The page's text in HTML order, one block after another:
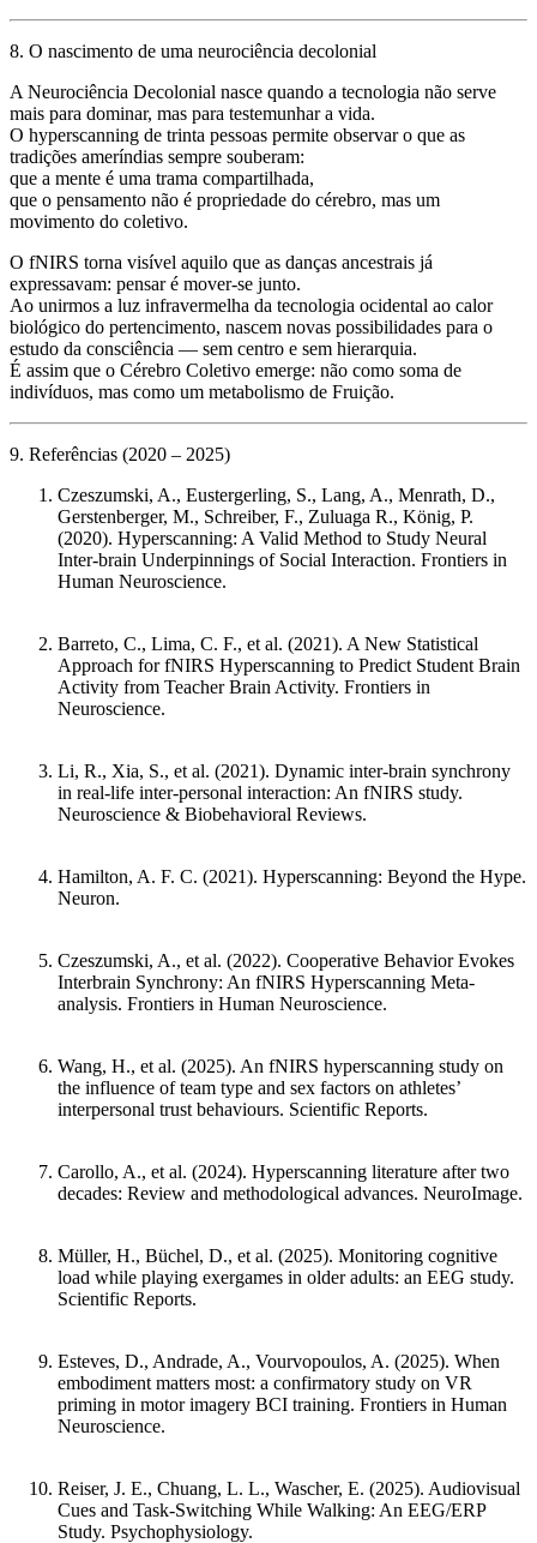
8. O nascimento de uma neurociência decolonial
A Neurociência Decolonial nasce quando a tecnologia não serve
mais para dominar, mas para testemunhar a vida.
O hyperscanning de trinta pessoas permite observar o que as
tradições ameríndias sempre souberam:
que a mente é uma trama compartilhada,
que o pensamento não é propriedade do cérebro, mas um
movimento do coletivo.
O fNIRS torna visível aquilo que as danças ancestrais já
expressavam: pensar é mover-se junto.
Ao unirmos a luz infravermelha da tecnologia ocidental ao calor
biológico do pertencimento, nascem novas possibilidades para o
estudo da consciência — sem centro e sem hierarquia.
É assim que o Cérebro Coletivo emerge: não como soma de
indivíduos, mas como um metabolismo de Fruição.
9. Referências (2020 – 2025)
Czeszumski, A., Eustergerling, S., Lang, A., Menrath, D.,
Gerstenberger, M., Schreiber, F., Zuluaga R., König, P.
(2020). Hyperscanning: A Valid Method to Study Neural
Inter-brain Underpinnings of Social Interaction. Frontiers in
Human Neuroscience.
Barreto, C., Lima, C. F., et al. (2021). A New Statistical
Approach for fNIRS Hyperscanning to Predict Student Brain
Activity from Teacher Brain Activity. Frontiers in
Neuroscience.
Li, R., Xia, S., et al. (2021). Dynamic inter-brain synchrony
in real-life inter-personal interaction: An fNIRS study.
Neuroscience & Biobehavioral Reviews.
Hamilton, A. F. C. (2021). Hyperscanning: Beyond the Hype.
Neuron.
Czeszumski, A., et al. (2022). Cooperative Behavior Evokes
Interbrain Synchrony: An fNIRS Hyperscanning Meta-
analysis. Frontiers in Human Neuroscience.
Wang, H., et al. (2025). An fNIRS hyperscanning study on
the influence of team type and sex factors on athletes’
interpersonal trust behaviours. Scientific Reports.
Carollo, A., et al. (2024). Hyperscanning literature after two
decades: Review and methodological advances. NeuroImage.
Müller, H., Büchel, D., et al. (2025). Monitoring cognitive
load while playing exergames in older adults: an EEG study.
Scientific Reports.
Esteves, D., Andrade, A., Vourvopoulos, A. (2025). When
embodiment matters most: a confirmatory study on VR
priming in motor imagery BCI training. Frontiers in Human
Neuroscience.
Reiser, J. E., Chuang, L. L., Wascher, E. (2025). Audiovisual
Cues and Task-Switching While Walking: An EEG/ERP
Study. Psychophysiology.